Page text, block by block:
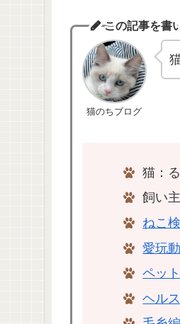
この記事を書
猫のちブログ
猫：
飼い
ねこ
愛玩
ペッ
ヘル